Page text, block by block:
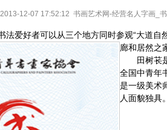
2013-12-07 17:52:12 书画艺术网-经营名人字画_
法爱好者可以从三个地方同时参观“大道
廊和居然之
田树苌是
全国中青年
是一级美术
人面貌独具